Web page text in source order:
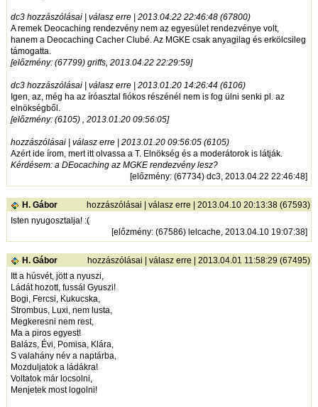
dc3 hozzászólásai | válasz erre | 2013.04.22 22:46:48 (67800)
A remek Deocaching rendezvény nem az egyesület rendezvénye volt,
hanem a Deocaching Cacher Clubé. Az MGKE csak anyagilag és erkölcsileg
támogatta.
[előzmény: (67799) griffs, 2013.04.22 22:29:59]
dc3 hozzászólásai | válasz erre | 2013.01.20 14:26:44 (6106)
Igen, az, még ha az íróasztal fiókos részénél nem is fog ülni senki pl. az
elnökségből.
[előzmény: (6105) , 2013.01.20 09:56:05]
hozzászólásai | válasz erre | 2013.01.20 09:56:05 (6105)
Azért ide írom, mert itt olvassa a T. Elnökség és a moderátorok is látják.
Kérdésem: a DEocaching az MGKE rendezvény lesz?
[előzmény: (67734) dc3, 2013.04.22 22:46:48]
H. Gábor hozzászólásai |válasz erre | 2013.04.10 20:13:38 (67593)
Isten nyugosztalja! :(
[előzmény: (67586) lelcache, 2013.04.10 19:07:38]
H. Gábor hozzászólásai |válasz erre | 2013.04.01 11:58:29 (67495)
Itt a húsvét, jött a nyuszi,
Ládát hozott, fussál Gyuszi!
Bogi, Fercsi, Kukucska,
Strombus, Luxi, nem lusta,
Megkeresni nem rest,
Ma a piros egyest!
Balázs, Évi, Pomisa, Klára,
S valahány név a naptárba,
Mozduljatok a ládákra!
Voltatok már locsolni,
Menjetek most logolni!